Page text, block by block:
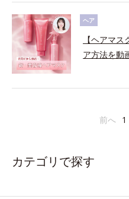
ヘア
【ヘアマ
ア方法を動
前へ 1
カテゴリで探す